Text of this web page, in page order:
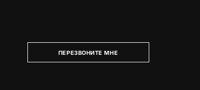
ПЕРЕЗВОНИТЕ МНЕ